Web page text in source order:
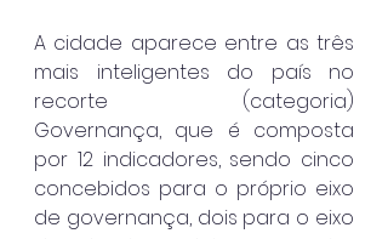
A cidade aparece entre as três
mais inteligentes do país no
recorte (categoria)
Governança, que é composta
por 12 indicadores, sendo cinco
concebidos para o próprio eixo
de governança, dois para o eixo